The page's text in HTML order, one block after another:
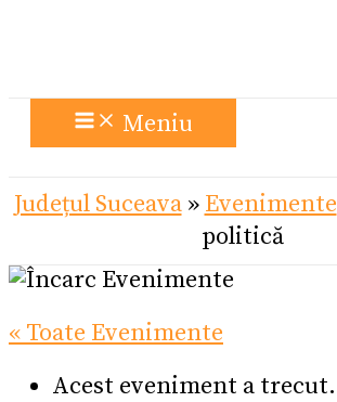
Meniu
Județul Suceava» Evenimente
politică
« Toate Evenimente
Acest eveniment a trecut.